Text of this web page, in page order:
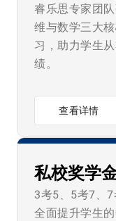
睿乐思专家团
维与数学三大
习，助力学生
绩。
查看详情
私校奖学
3考5、5考7、7
全面提升学生